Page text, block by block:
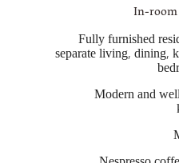
In-
Fully furnished
separate living, dining,
Modern and